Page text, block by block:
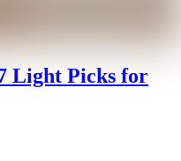
Light Picks for